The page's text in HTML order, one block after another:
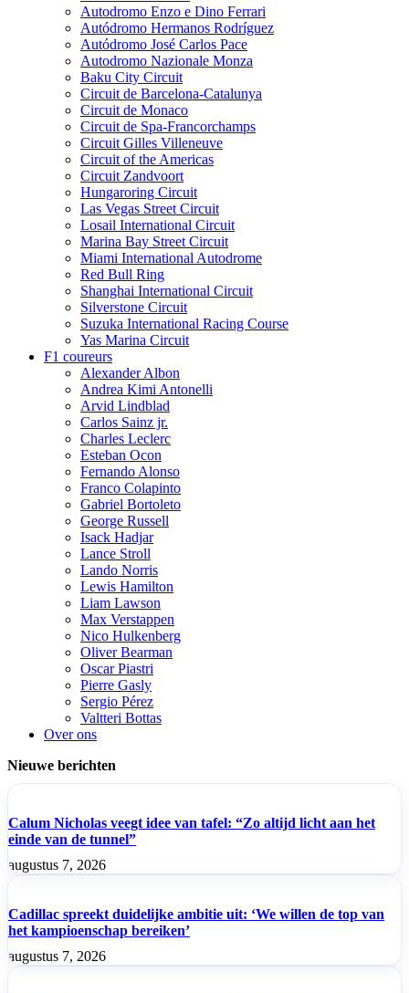
Autodromo Enzo e Dino Ferrari
Autódromo Hermanos Rodríguez
Autódromo José Carlos Pace
Autodromo Nazionale Monza
Baku City Circuit
Circuit de Barcelona-Catalunya
Circuit de Monaco
Circuit de Spa-Francorchamps
Circuit Gilles Villeneuve
Circuit of the Americas
Circuit Zandvoort
Hungaroring Circuit
Las Vegas Street Circuit
Losail International Circuit
Marina Bay Street Circuit
Miami International Autodrome
Red Bull Ring
Shanghai International Circuit
Silverstone Circuit
Suzuka International Racing Course
Yas Marina Circuit
F1 coureurs
Alexander Albon
Andrea Kimi Antonelli
Arvid Lindblad
Carlos Sainz jr.
Charles Leclerc
Esteban Ocon
Fernando Alonso
Franco Colapinto
Gabriel Bortoleto
George Russell
Isack Hadjar
Lance Stroll
Lando Norris
Lewis Hamilton
Liam Lawson
Max Verstappen
Nico Hulkenberg
Oliver Bearman
Oscar Piastri
Pierre Gasly
Sergio Pérez
Valtteri Bottas
Over ons
Nieuwe berichten
Calum Nicholas veegt idee van tafel: “Zo altijd licht aan het
einde van de tunnel”
augustus 7, 2026
Cadillac spreekt duidelijke ambitie uit: ‘We willen de top van
het kampioenschap bereiken’
augustus 7, 2026